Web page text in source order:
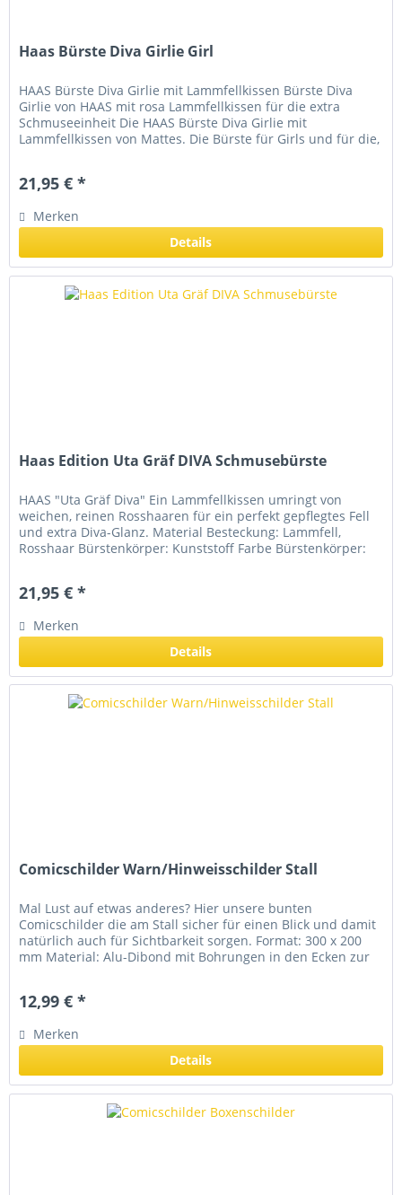
Haas Bürste Diva Girlie Girl
HAAS Bürste Diva Girlie mit Lammfellkissen Bürste Diva
Girlie von HAAS mit rosa Lammfellkissen für die extra
Schmuseeinheit Die HAAS Bürste Diva Girlie mit
Lammfellkissen von Mattes. Die Bürste für Girls und für die,
21,95 € *
Merken
Details
Haas Edition Uta Gräf DIVA Schmusebürste
HAAS "Uta Gräf Diva" Ein Lammfellkissen umringt von
weichen, reinen Rosshaaren für ein perfekt gepflegtes Fell
und extra Diva-Glanz. Material Besteckung: Lammfell,
Rosshaar Bürstenkörper: Kunststoff Farbe Bürstenkörper:
21,95 € *
Merken
Details
Comicschilder Warn/Hinweisschilder Stall
Mal Lust auf etwas anderes? Hier unsere bunten
Comicschilder die am Stall sicher für einen Blick und damit
natürlich auch für Sichtbarkeit sorgen. Format: 300 x 200
mm Material: Alu-Dibond mit Bohrungen in den Ecken zur
12,99 € *
Merken
Details